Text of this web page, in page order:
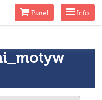
Menu
Info
MenuPanel